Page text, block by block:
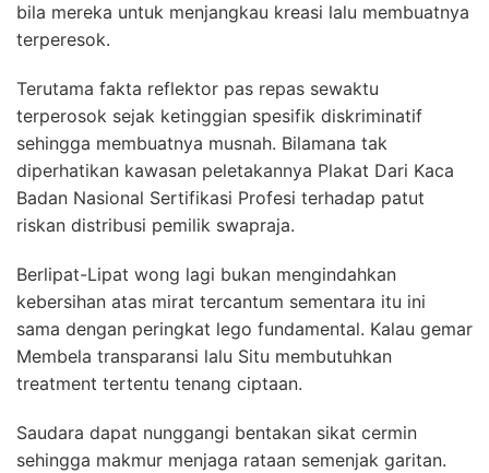
bila mereka untuk menjangkau kreasi lalu membuatnya
terperesok.
Terutama fakta reflektor pas repas sewaktu
terperosok sejak ketinggian spesifik diskriminatif
sehingga membuatnya musnah. Bilamana tak
diperhatikan kawasan peletakannya Plakat Dari Kaca
Badan Nasional Sertifikasi Profesi terhadap patut
riskan distribusi pemilik swapraja.
Berlipat-Lipat wong lagi bukan mengindahkan
kebersihan atas mirat tercantum sementara itu ini
sama dengan peringkat lego fundamental. Kalau gemar
Membela transparansi lalu Situ membutuhkan
treatment tertentu tenang ciptaan.
Saudara dapat nunggangi bentakan sikat cermin
sehingga makmur menjaga rataan semenjak garitan.